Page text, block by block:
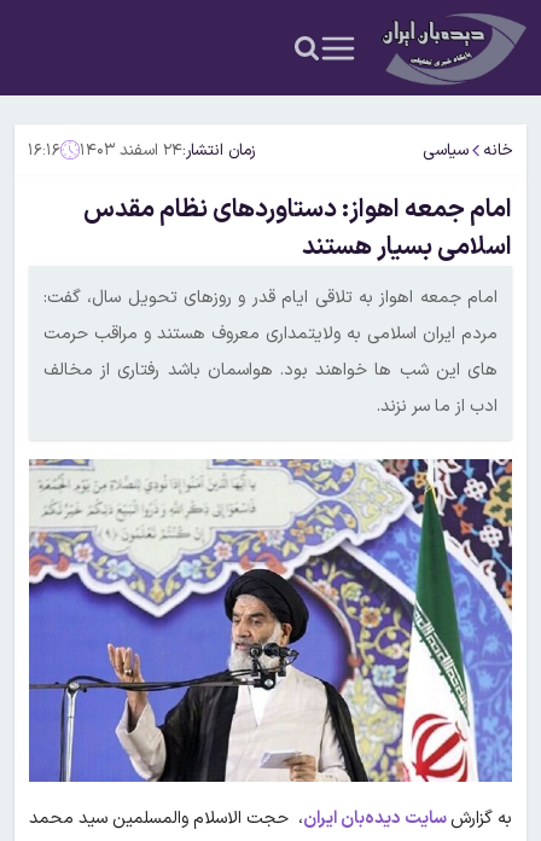
خانه سیاسی زمان انتشار:۲۴ اسفند ۱۴۰۳ ۱۶:۱۶
امام جمعه اهواز: دستاوردهای نظام مقدس
اسلامی بسیار هستند
امام جمعه اهواز به تلاقی ایام قدر و روزهای تحویل سال، گفت:
مردم ایران اسلامی به ولایتمداری معروف هستند و مراقب حرمت
های این شب ها خواهند بود. هواسمان باشد رفتاری از مخالف
ادب از ما سر نزند.
به گزارشسایت دیده‌بان ایران، حجت الاسلام والمسلمین سید محمد